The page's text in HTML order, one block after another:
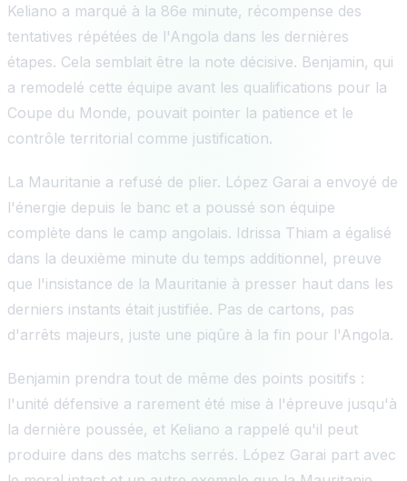
Keliano a marqué à la 86e minute, récompense des
tentatives répétées de l'Angola dans les dernières
étapes. Cela semblait être la note décisive. Benjamin, qui
a remodelé cette équipe avant les qualifications pour la
Coupe du Monde, pouvait pointer la patience et le
contrôle territorial comme justification.
La Mauritanie a refusé de plier. López Garai a envoyé de
l'énergie depuis le banc et a poussé son équipe
complète dans le camp angolais. Idrissa Thiam a égalisé
dans la deuxième minute du temps additionnel, preuve
que l'insistance de la Mauritanie à presser haut dans les
derniers instants était justifiée. Pas de cartons, pas
d'arrêts majeurs, juste une piqûre à la fin pour l'Angola.
Benjamin prendra tout de même des points positifs :
l'unité défensive a rarement été mise à l'épreuve jusqu'à
la dernière poussée, et Keliano a rappelé qu'il peut
produire dans des matchs serrés. López Garai part avec